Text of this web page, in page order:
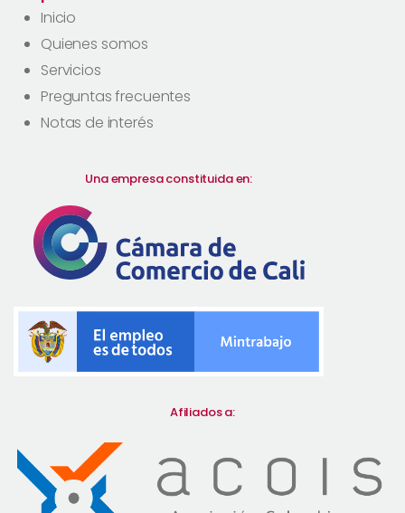
Inicio
Quienes somos
Servicios
Preguntas frecuentes
Notas de interés
Una empresa constituida en:
Afiliados a: